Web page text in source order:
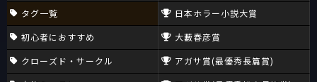
タグ一覧
初心者におすすめ
クローズド・サークル
日本ホラー小説大賞
大藪春彦賞
アガサ賞(最優秀長篇賞)